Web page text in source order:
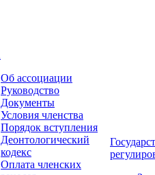
Об ассоциации
Руководство
Документы
Условия членства
Порядок вступления
Деонтологический
кодекс
Оплата членских